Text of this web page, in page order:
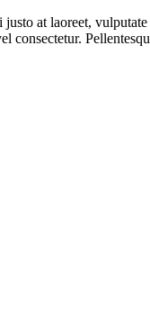
at laoreet,
consectetur.